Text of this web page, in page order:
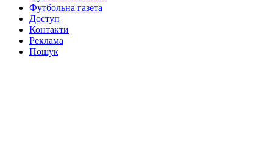
Футбольна газета
Доступ
Контакти
Реклама
Пошук